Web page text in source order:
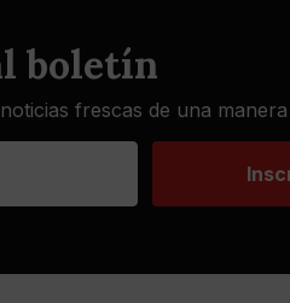
boletín
frescas de una